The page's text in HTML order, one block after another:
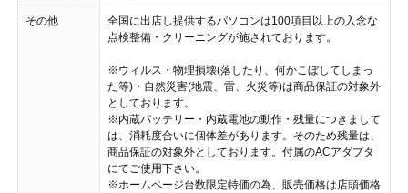
その他
全国に出店し提供するパソコンは100項目以上の入念な
点検整備・クリーニングが施されております。
※ウィルス・物理損壊(落したり、何かこぼしてしまっ
た等)・自然災害(地震、雷、火災等)は商品保証の対象外
としております。
※内蔵バッテリー・内蔵電池の動作・残量につきまして
は、消耗度合いに個体差があります。そのため残量は、
商品保証の対象外としております。付属のACアダプタ
にてご使用下さい。
※ホームページ台数限定特価の為、販売価格は店頭価格